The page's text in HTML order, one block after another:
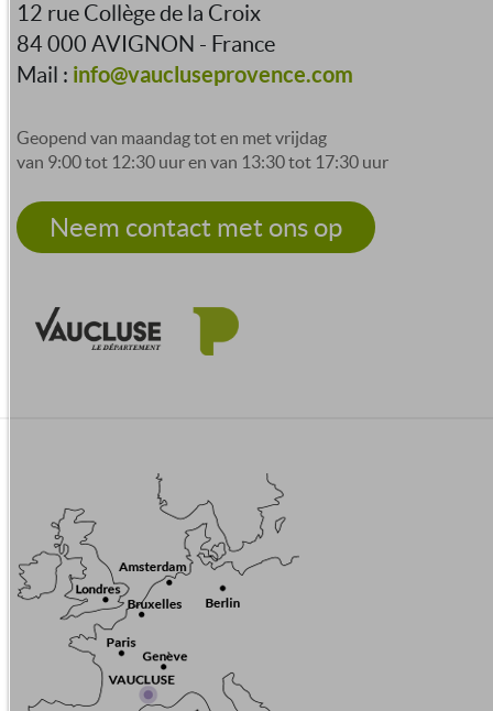
12 rue Collège de la Croix
84 000 AVIGNON - France
Mail : info@vaucluseprovence.com
Geopend van maandag tot en met vrijdag
van 9:00 tot 12:30 uur en van 13:30 tot 17:30 uur
Neem contact met ons op